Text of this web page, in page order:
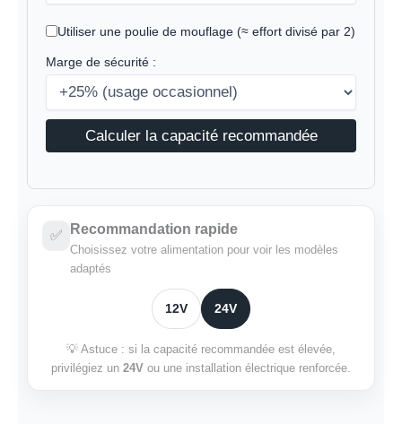
Utiliser une poulie de mouflage (≈ effort divisé par 2)
Marge de sécurité :
Calculer la capacité recommandée
✅ Recommandation rapide
Choisissez votre alimentation pour voir les modèles
adaptés
12V 24V
💡 Astuce : si la capacité recommandée est élevée,
privilégiez un 24V ou une installation électrique renforcée.